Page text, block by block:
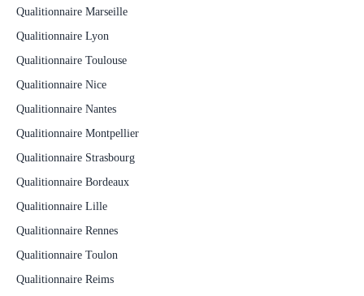
Qualitionnaire Marseille
Qualitionnaire Lyon
Qualitionnaire Toulouse
Qualitionnaire Nice
Qualitionnaire Nantes
Qualitionnaire Montpellier
Qualitionnaire Strasbourg
Qualitionnaire Bordeaux
Qualitionnaire Lille
Qualitionnaire Rennes
Qualitionnaire Toulon
Qualitionnaire Reims